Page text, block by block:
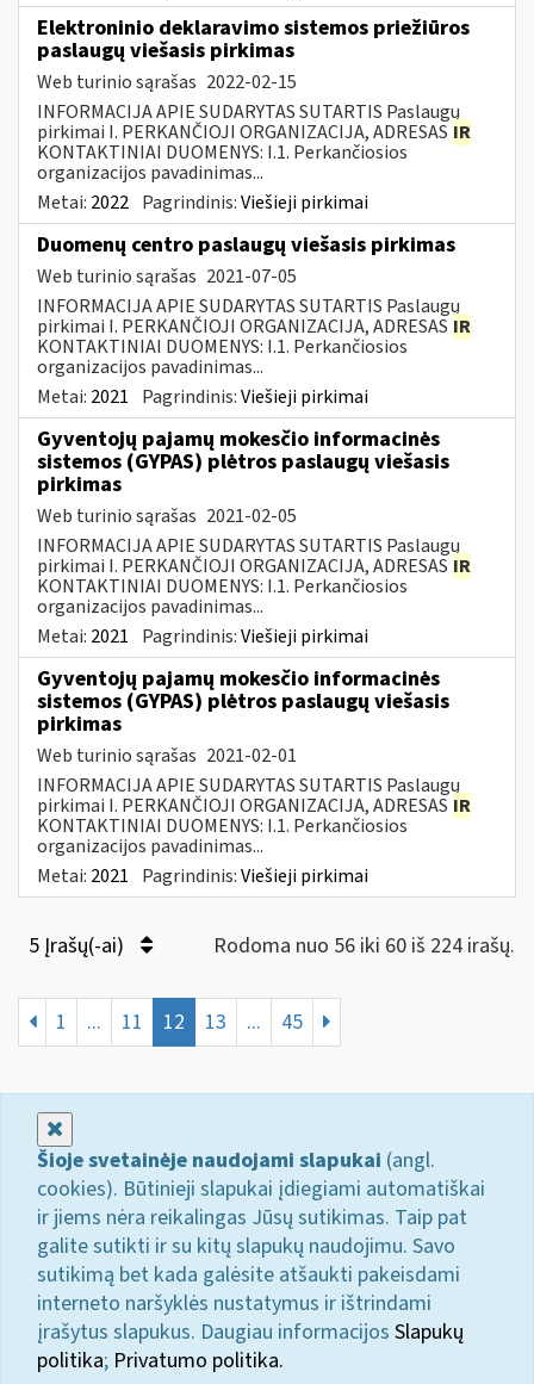
Elektroninio deklaravimo sistemos priežiūros
paslaugų viešasis pirkimas
Web turinio sąrašas 2022-02-15
INFORMACIJA APIE SUDARYTAS SUTARTIS Paslaugų
pirkimai I. PERKANČIOJI ORGANIZACIJA, ADRESAS IR
KONTAKTINIAI DUOMENYS: I.1. Perkančiosios
organizacijos pavadinimas...
Metai: 2022 Pagrindinis:Viešieji pirkimai
Duomenų centro paslaugų viešasis pirkimas
Web turinio sąrašas 2021-07-05
INFORMACIJA APIE SUDARYTAS SUTARTIS Paslaugų
pirkimai I. PERKANČIOJI ORGANIZACIJA, ADRESAS IR
KONTAKTINIAI DUOMENYS: I.1. Perkančiosios
organizacijos pavadinimas...
Metai: 2021 Pagrindinis:Viešieji pirkimai
Gyventojų pajamų mokesčio informacinės
sistemos (GYPAS) plėtros paslaugų viešasis
pirkimas
Web turinio sąrašas 2021-02-05
INFORMACIJA APIE SUDARYTAS SUTARTIS Paslaugų
pirkimai I. PERKANČIOJI ORGANIZACIJA, ADRESAS IR
KONTAKTINIAI DUOMENYS: I.1. Perkančiosios
organizacijos pavadinimas...
Metai: 2021 Pagrindinis:Viešieji pirkimai
Gyventojų pajamų mokesčio informacinės
sistemos (GYPAS) plėtros paslaugų viešasis
pirkimas
Web turinio sąrašas 2021-02-01
INFORMACIJA APIE SUDARYTAS SUTARTIS Paslaugų
pirkimai I. PERKANČIOJI ORGANIZACIJA, ADRESAS IR
KONTAKTINIAI DUOMENYS: I.1. Perkančiosios
organizacijos pavadinimas...
Metai: 2021 Pagrindinis:Viešieji pirkimai
5 Įrašų(-ai) Rodoma nuo 56 iki 60 iš 224 irašų.
1 ... 11 12 13 ... 45
Šioje svetainėje naudojami slapukai (angl.
cookies). Būtinieji slapukai įdiegiami automatiškai
ir jiems nėra reikalingas Jūsų sutikimas. Taip pat
galite sutikti ir su kitų slapukų naudojimu. Savo
sutikimą bet kada galėsite atšaukti pakeisdami
interneto naršyklės nustatymus ir ištrindami
įrašytus slapukus. Daugiau informacijos Slapukų
politika; Privatumo politika.